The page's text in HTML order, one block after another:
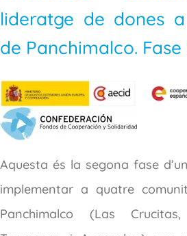
lideratge de dones
de Panchimalco. Fase
Aquesta és la segona fase
implementar a quatre
Panchimalco (Las